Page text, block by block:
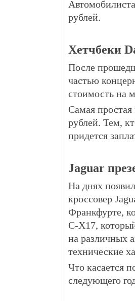
рублей.
Хетчбеки
После
частью
стоимость на
Самая простая
рублей. Тем,
придется
Jaguar
На днях
кроссовер
Франкфурте,
С-X17,
на различных
технические
Что касается
следующего